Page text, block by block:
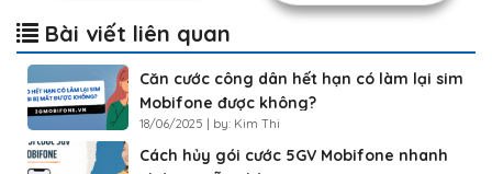
Bài viết liên quan
Căn cước công dân hết hạn có làm lại sim
Mobifone được không?
18/06/2025 | by: Kim Thi
Cách hủy gói cước 5GV Mobifone nhanh